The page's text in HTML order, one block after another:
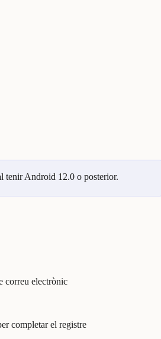
tenir Android 12.0 o posterior.
correu electrònic
completar el registre